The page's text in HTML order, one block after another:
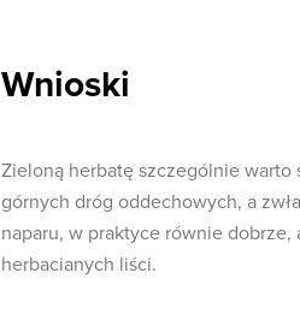
Wnioski
Zieloną herbatę szczególnie
górnych dróg oddechowych, a
naparu, w praktyce równie dobrze,
herbacianych liści.